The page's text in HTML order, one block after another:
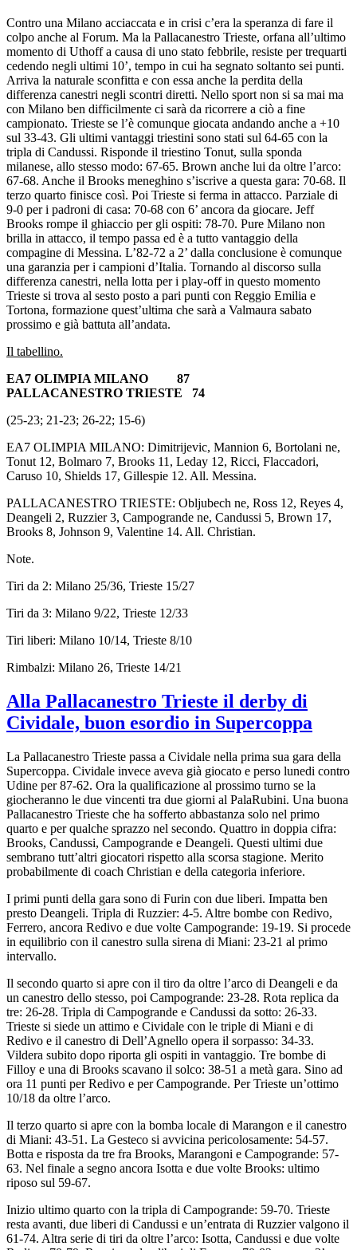
Contro una Milano acciaccata e in crisi c’era la speranza di fare il
colpo anche al Forum. Ma la Pallacanestro Trieste, orfana all’ultimo
momento di Uthoff a causa di uno stato febbrile, resiste per trequarti
cedendo negli ultimi 10’, tempo in cui ha segnato soltanto sei punti.
Arriva la naturale sconfitta e con essa anche la perdita della
differenza canestri negli scontri diretti. Nello sport non si sa mai ma
con Milano ben difficilmente ci sarà da ricorrere a ciò a fine
campionato. Trieste se l’è comunque giocata andando anche a +10
sul 33-43. Gli ultimi vantaggi triestini sono stati sul 64-65 con la
tripla di Candussi. Risponde il triestino Tonut, sulla sponda
milanese, allo stesso modo: 67-65. Brown anche lui da oltre l’arco:
67-68. Anche il Brooks meneghino s’iscrive a questa gara: 70-68. Il
terzo quarto finisce così. Poi Trieste si ferma in attacco. Parziale di
9-0 per i padroni di casa: 70-68 con 6’ ancora da giocare. Jeff
Brooks rompe il ghiaccio per gli ospiti: 78-70. Pure Milano non
brilla in attacco, il tempo passa ed è a tutto vantaggio della
compagine di Messina. L’82-72 a 2’ dalla conclusione è comunque
una garanzia per i campioni d’Italia. Tornando al discorso sulla
differenza canestri, nella lotta per i play-off in questo momento
Trieste si trova al sesto posto a pari punti con Reggio Emilia e
Tortona, formazione quest’ultima che sarà a Valmaura sabato
prossimo e già battuta all’andata.
Il tabellino.
EA7 OLIMPIA MILANO 87
PALLACANESTRO TRIESTE 74
(25-23; 21-23; 26-22; 15-6)
EA7 OLIMPIA MILANO: Dimitrijevic, Mannion 6, Bortolani ne,
Tonut 12, Bolmaro 7, Brooks 11, Leday 12, Ricci, Flaccadori,
Caruso 10, Shields 17, Gillespie 12. All. Messina.
PALLACANESTRO TRIESTE: Obljubech ne, Ross 12, Reyes 4,
Deangeli 2, Ruzzier 3, Campogrande ne, Candussi 5, Brown 17,
Brooks 8, Johnson 9, Valentine 14. All. Christian.
Note.
Tiri da 2: Milano 25/36, Trieste 15/27
Tiri da 3: Milano 9/22, Trieste 12/33
Tiri liberi: Milano 10/14, Trieste 8/10
Rimbalzi: Milano 26, Trieste 14/21
Alla Pallacanestro Trieste il derby di
Cividale, buon esordio in Supercoppa
La Pallacanestro Trieste passa a Cividale nella prima sua gara della
Supercoppa. Cividale invece aveva già giocato e perso lunedi contro
Udine per 87-62. Ora la qualificazione al prossimo turno se la
giocheranno le due vincenti tra due giorni al PalaRubini. Una buona
Pallacanestro Trieste che ha sofferto abbastanza solo nel primo
quarto e per qualche sprazzo nel secondo. Quattro in doppia cifra:
Brooks, Candussi, Campogrande e Deangeli. Questi ultimi due
sembrano tutt’altri giocatori rispetto alla scorsa stagione. Merito
probabilmente di coach Christian e della categoria inferiore.
I primi punti della gara sono di Furin con due liberi. Impatta ben
presto Deangeli. Tripla di Ruzzier: 4-5. Altre bombe con Redivo,
Ferrero, ancora Redivo e due volte Campogrande: 19-19. Si procede
in equilibrio con il canestro sulla sirena di Miani: 23-21 al primo
intervallo.
Il secondo quarto si apre con il tiro da oltre l’arco di Deangeli e da
un canestro dello stesso, poi Campogrande: 23-28. Rota replica da
tre: 26-28. Tripla di Campogrande e Candussi da sotto: 26-33.
Trieste si siede un attimo e Cividale con le triple di Miani e di
Redivo e il canestro di Dell’Agnello opera il sorpasso: 34-33.
Vildera subito dopo riporta gli ospiti in vantaggio. Tre bombe di
Filloy e una di Brooks scavano il solco: 38-51 a metà gara. Sino ad
ora 11 punti per Redivo e per Campogrande. Per Trieste un’ottimo
10/18 da oltre l’arco.
Il terzo quarto si apre con la bomba locale di Marangon e il canestro
di Miani: 43-51. La Gesteco si avvicina pericolosamente: 54-57.
Botta e risposta da tre fra Brooks, Marangoni e Campogrande: 57-
63. Nel finale a segno ancora Isotta e due volte Brooks: ultimo
riposo sul 59-67.
Inizio ultimo quarto con la tripla di Campogrande: 59-70. Trieste
resta avanti, due liberi di Candussi e un’entrata di Ruzzier valgono il
61-74. Altra serie di tiri da oltre l’arco: Isotta, Candussi e due volte